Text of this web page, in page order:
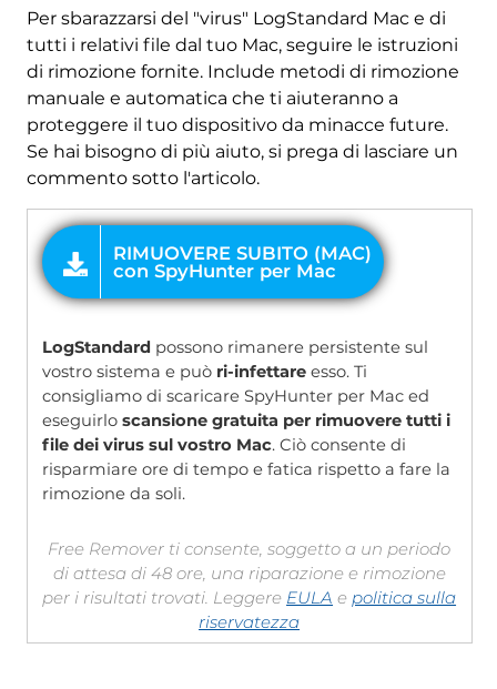
Per sbarazzarsi del "virus" LogStandard Mac e di
tutti i relativi file dal tuo Mac, seguire le istruzioni
di rimozione fornite. Include metodi di rimozione
manuale e automatica che ti aiuteranno a
proteggere il tuo dispositivo da minacce future.
Se hai bisogno di più aiuto, si prega di lasciare un
commento sotto l'articolo.
LogStandard possono rimanere persistente sul
vostro sistema e può ri-infettareesso. Ti
consigliamo di scaricare SpyHunter per Mac ed
eseguirlo scansione gratuita per rimuovere tutti i
file dei virus sul vostro Mac. Ciò consente di
risparmiare ore di tempo e fatica rispetto a fare la
rimozione da soli.
Free Remover ti consente, soggetto a un periodo
di attesa di 48 ore, una riparazione e rimozione
per i risultati trovati. Leggere EULA epolitica sulla
riservatezza